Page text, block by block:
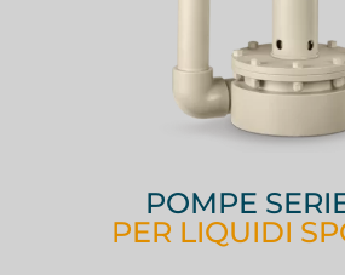
POMPE
PER LIQUIDI